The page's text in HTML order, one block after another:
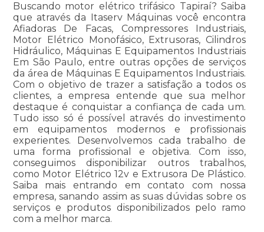
Buscando motor elétrico trifásico Tapiraí? Saiba
que através da Itaserv Máquinas você encontra
Afiadoras De Facas, Compressores Industriais,
Motor Elétrico Monofásico, Extrusoras, Cilindros
Hidráulico, Máquinas E Equipamentos Industriais
Em São Paulo, entre outras opções de serviços
da área de Máquinas E Equipamentos Industriais.
Com o objetivo de trazer a satisfação a todos os
clientes, a empresa entende que sua melhor
destaque é conquistar a confiança de cada um.
Tudo isso só é possível através do investimento
em equipamentos modernos e profissionais
experientes. Desenvolvemos cada trabalho de
uma forma profissional e objetiva. Com isso,
conseguimos disponibilizar outros trabalhos,
como Motor Elétrico 12v e Extrusora De Plástico.
Saiba mais entrando em contato com nossa
empresa, sanando assim as suas dúvidas sobre os
serviços e produtos disponibilizados pelo ramo
com a melhor marca.